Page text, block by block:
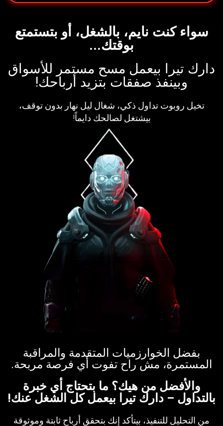
سواء كنت نايم، بالشغل، أو بتستمتع
بوقتك...
دارك تيرا بيعمل مسح مستمر للأسواق
وبينفذ صفقات بتزيد أرباحك!
تخيل روبوت تداول ذكي، شغال ليل نهار بدون توقف،
بيشتغل لصالحك دايماً!
بفضل الخوارزميات المتقدمة والمراقبة
المستمرة، مش راح تفوت أي فرصة مربحة.​
والأفضل من هيك؟ ما بتحتاج أي خبرة
بالتداول – دارك تيرا بيعمل كل الشغل عنك!
من التحليل للتنفيذ، بيتأكد إنك بتحقق أرباح ثابتة وموثوقة